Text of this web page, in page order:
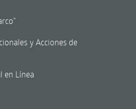
y Acciones de
en Línea